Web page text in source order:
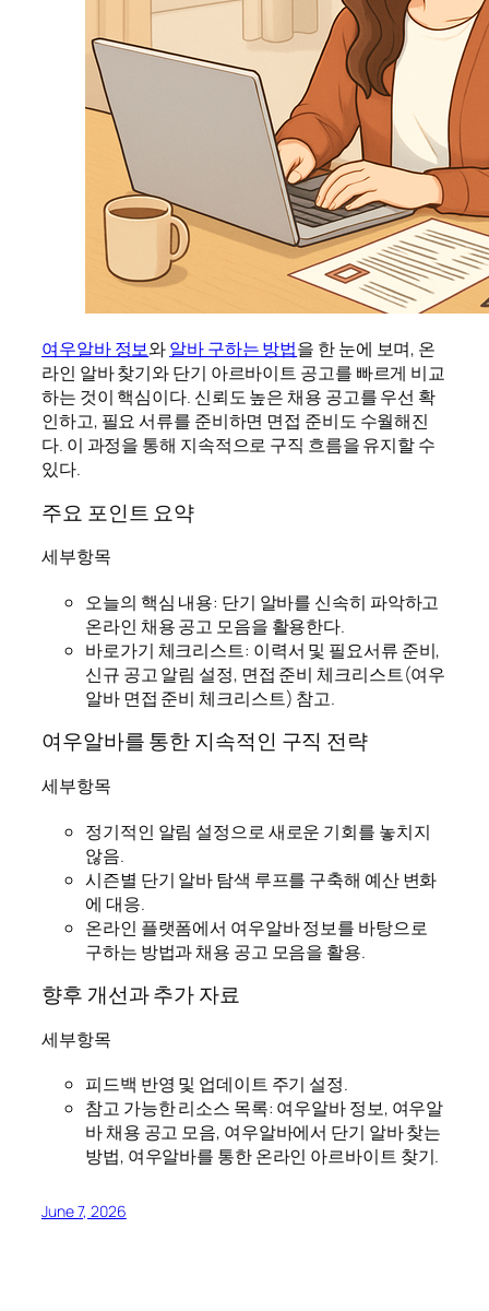
여우알바 정보와알바 구하는 방법을 한 눈에 보며, 온
라인 알바 찾기와 단기 아르바이트 공고를 빠르게 비교
하는 것이 핵심이다. 신뢰도 높은 채용 공고를 우선 확
인하고, 필요 서류를 준비하면 면접 준비도 수월해진
다. 이 과정을 통해 지속적으로 구직 흐름을 유지할 수
있다.
주요 포인트 요약
세부항목
오늘의 핵심 내용: 단기 알바를 신속히 파악하고
온라인 채용 공고 모음을 활용한다.
바로가기 체크리스트: 이력서 및 필요서류 준비,
신규 공고 알림 설정, 면접 준비 체크리스트(여우
알바 면접 준비 체크리스트) 참고.
여우알바를 통한 지속적인 구직 전략
세부항목
정기적인 알림 설정으로 새로운 기회를 놓치지
않음.
시즌별 단기 알바 탐색 루프를 구축해 예산 변화
에 대응.
온라인 플랫폼에서 여우알바 정보를 바탕으로
구하는 방법과 채용 공고 모음을 활용.
향후 개선과 추가 자료
세부항목
피드백 반영 및 업데이트 주기 설정.
참고 가능한 리소스 목록: 여우알바 정보, 여우알
바 채용 공고 모음, 여우알바에서 단기 알바 찾는
방법, 여우알바를 통한 온라인 아르바이트 찾기.
June 7, 2026